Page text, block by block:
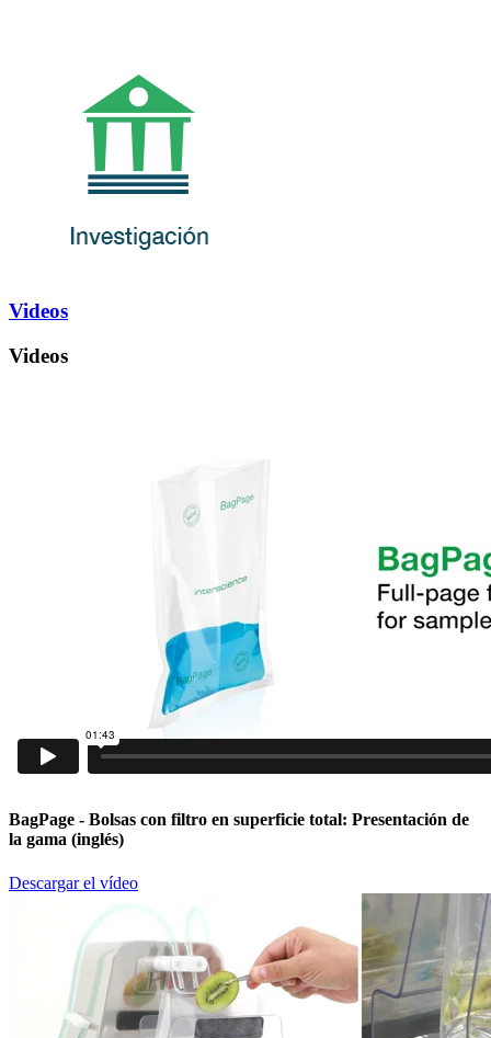
Videos
Videos
BagPage - Bolsas con filtro en superficie total: Presentación de
la gama (inglés)
Descargar el vídeo